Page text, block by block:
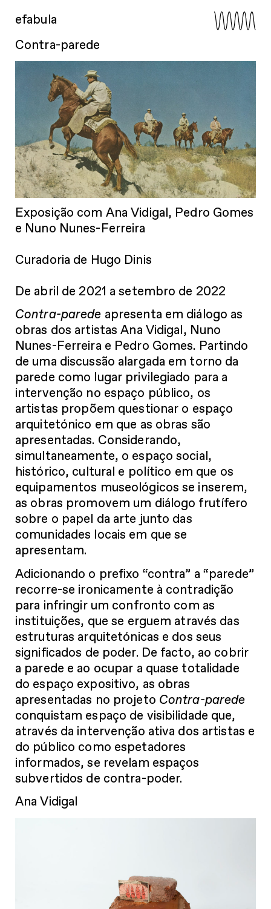
efabula
Contra-parede
Exposição com Ana Vidigal, Pedro Gomes
e Nuno Nunes-Ferreira
Curadoria de Hugo Dinis
De abril de 2021 a setembro de 2022
Contra-parede apresenta em diálogo as
obras dos artistas Ana Vidigal, Nuno
Nunes-Ferreira e Pedro Gomes. Partindo
de uma discussão alargada em torno da
parede como lugar privilegiado para a
intervenção no espaço público, os
artistas propõem questionar o espaço
arquitetónico em que as obras são
apresentadas. Considerando,
simultaneamente, o espaço social,
histórico, cultural e político em que os
equipamentos museológicos se inserem,
as obras promovem um diálogo frutífero
sobre o papel da arte junto das
comunidades locais em que se
apresentam.
Adicionando o prefixo “contra” a “parede”
recorre-se ironicamente à contradição
para infringir um confronto com as
instituições, que se erguem através das
estruturas arquitetónicas e dos seus
significados de poder. De facto, ao cobrir
a parede e ao ocupar a quase totalidade
do espaço expositivo, as obras
apresentadas no projeto Contra-parede
conquistam espaço de visibilidade que,
através da intervenção ativa dos artistas e
do público como espetadores
informados, se revelam espaços
subvertidos de contra-poder.
Ana Vidigal